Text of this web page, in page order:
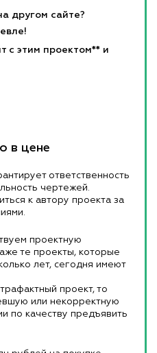
другом сайте?
с этим проектом** и
в цене
ответственность
чертежей.
к автору проекта за
проектную
те проекты, которые
лет, сегодня имеют
проект, то
или некорректную
по качеству предъявить